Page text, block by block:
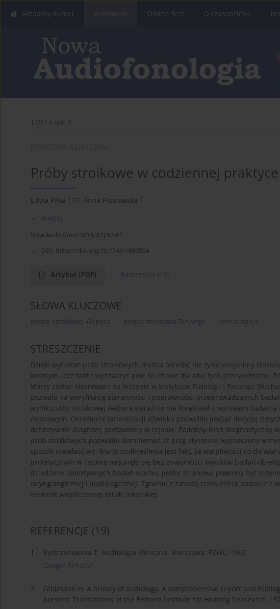
Aktualny numer Archiwum Online first O czasopiśmie
1/2014 vol. 3
Próby stroikowe w codziennej
Edyta Piłka 1 , Anna Piotrowska 2
Więcej
Now Audiofonol 2014;3(1):57-61
DOI: https://doi.org/10.17431/890554
Artykuł (PDF) Referencje (19)
SŁOWA KLUCZOWE
próba stroikowa Webera próba stroikowa Rinnego lateralizacja
STRESZCZENIE
Dzięki wynikom prób stroikowych można określić nie tylko wzajemny
kostnym, lecz także wyznaczyć pole słuchowe dla obu tych przewodnictw.
którzy zostali skierowani na leczenie w Instytucie Fizjologii i Patologii
pozwala na weryfikację staranności i poprawności przeprowadzanych
wynik próby stroikowej Webera wyraźnie nie korelował z wynikiem
rejonowym. Określenie lateralizacji dźwięku pozwoliło podjąć decyzję
definitywnie diagnozę postawioną w rejonie. Podobny błąd diagnostyczny
prób stroikowych pozwoliło domniemać, iż próg słyszenia wyznaczony w
sposób niewłaściwy. Warty podkreślenia jest fakt, że wątpliwości co do
protetycznym w rejonie nasunęły się bez znajomości wyników badań
dziedzinie obiektywnych badań słuchu, próby stroikowe powinny być
laryngologicznej i audiologicznej. Zgodnie z zasadą cross-check badanie z
element współczesnej sztuki lekarskiej.
REFERENCJE (19)
1.
Bystrzanowska T. Audiologia kliniczna. Warszawa: PZWL; 1963.
Google Scholar
2.
Feldmann H. A history of audiology. A comprehensive report and
present. Translations of the Beltone Institute for Hearing Reasearch,